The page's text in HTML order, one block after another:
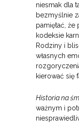
niesmak dla
bezmyślnie
pamiętać, że
kodeksie
Rodziny i
własnych
kierować się
Historia na
ważnym i